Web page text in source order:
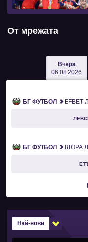
От мрежата
Вчера
06.08.2026
БГ ФУТБОЛ EFBET
БГ ФУТБОЛ ВТОРА
Най-нови